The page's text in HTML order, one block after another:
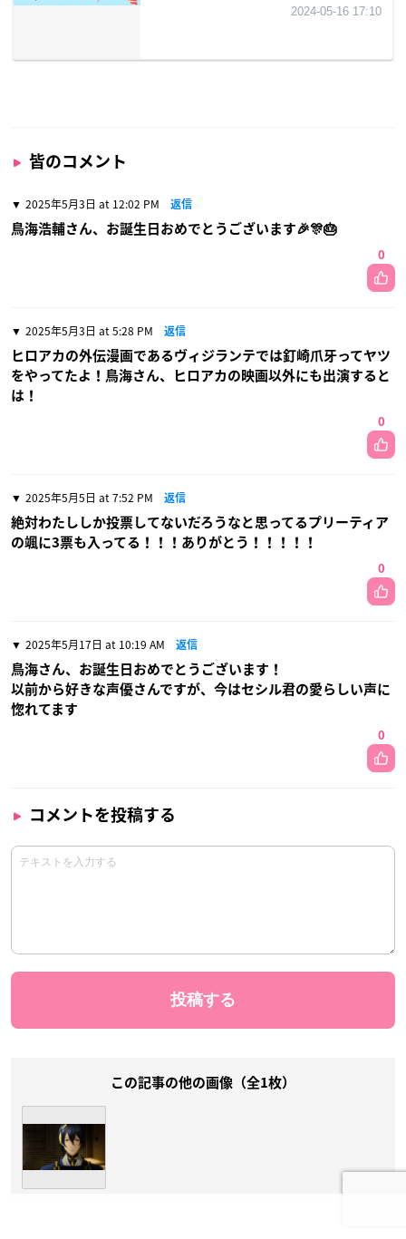
皆のコメント
2025年5月3日 at 12:02 PM 返信
鳥海浩輔さん、お誕生日おめでとうございます🎉🎊🎂
0
2025年5月3日 at 5:28 PM 返信
ヒロアカの外伝漫画であるヴィジランテでは釘崎爪牙ってヤツ
をやってたよ！鳥海さん、ヒロアカの映画以外にも出演すると
は！
0
2025年5月5日 at 7:52 PM 返信
絶対わたししか投票してないだろうなと思ってるプリーティア
の颯に3票も入ってる！！！ありがとう！！！！！
0
2025年5月17日 at 10:19 AM 返信
鳥海さん、お誕生日おめでとうございます！
以前から好きな声優さんですが、今はセシル君の愛らしい声に
惚れてます
0
コメントを投稿する
この記事の他の画像（全1枚）